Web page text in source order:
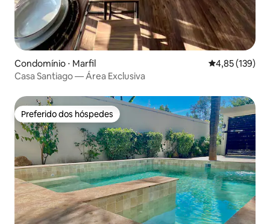
Condomínio ⋅ Marfil 4,85 de uma
4,85 (139)
Casa Santiago — Área Exclusiva
Preferido dos hóspedes
Preferido dos hóspedes